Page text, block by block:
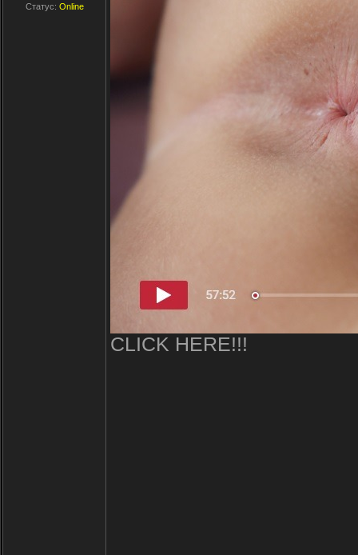
Статус: Online
CLICK HERE!!!